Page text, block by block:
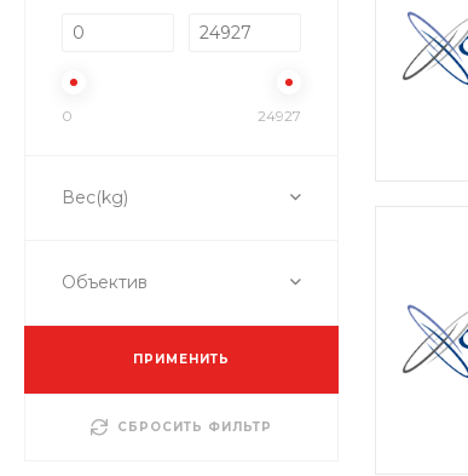
0 24927
Вес(kg)
Объектив
ПРИМЕНИТЬ
СБРОСИТЬ ФИЛЬТР